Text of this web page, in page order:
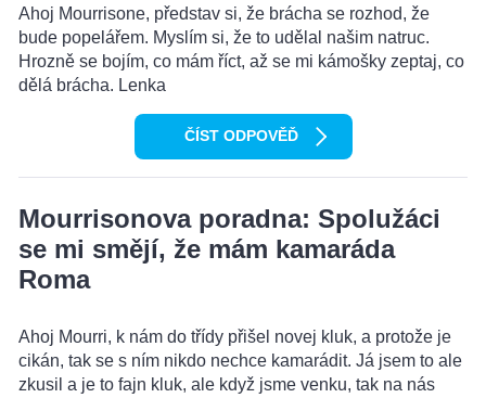
Ahoj Mourrisone, představ si, že brácha se rozhod, že
bude popelářem. Myslím si, že to udělal našim natruc.
Hrozně se bojím, co mám říct, až se mi kámošky zeptaj, co
dělá brácha. Lenka
ČÍST ODPOVĚĎ
Mourrisonova poradna: Spolužáci
se mi smějí, že mám kamaráda
Roma
Ahoj Mourri, k nám do třídy přišel novej kluk, a protože je
cikán, tak se s ním nikdo nechce kamarádit. Já jsem to ale
zkusil a je to fajn kluk, ale když jsme venku, tak na nás